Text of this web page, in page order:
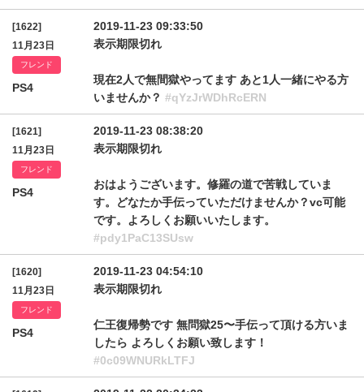
[1622]
11月23日
フレンド
PS4
2019-11-23 09:33:50
表示期限切れ
現在2人で無間獄やってます あと1人一緒にやる方
いませんか？ #qYzJrWDhRcERN
[1621]
11月23日
フレンド
PS4
2019-11-23 08:38:20
表示期限切れ
おはようございます。修羅の道で苦戦していま
す。どなたか手伝っていただけませんか？vc可能
です。よろしくお願いいたします。
#pdy1PaC13SUsw
[1620]
11月23日
フレンド
PS4
2019-11-23 04:54:10
表示期限切れ
仁王復帰勢です 無問獄25〜手伝って頂ける方いま
したら よろしくお願い致します！
#0c09WNURkLTFJ